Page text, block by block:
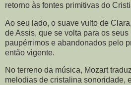
retorno às fontes primitivas do
Ao seu lado, o suave vulto de
de Assis, que se volta para os
paupérrimos e abandonados pelo
então vigente.
No terreno da música, Mozart
melodias de cristalina sonoridade,